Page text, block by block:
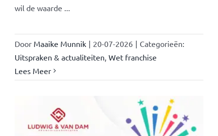
wil de waarde ...
Door Maaike Munnik | 20-07-2026 | Categorieën:
Uitspraken & actualiteiten, Wet franchise
Lees Meer